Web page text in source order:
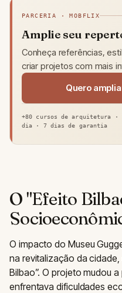
PARCERIA · MOBFLIX
Amplie seu
Conheça referências,
criar projetos com mais
Quero
+80 cursos de arquitetura ·
dia · 7 dias de garantia
O "Efeito
O impacto do Museu
na revitalização da
Bilbao”. O projeto mudou
enfrentava dificuldades